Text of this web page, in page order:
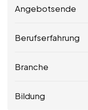
Angebotsende
Berufserfahrung
Branche
Bildung